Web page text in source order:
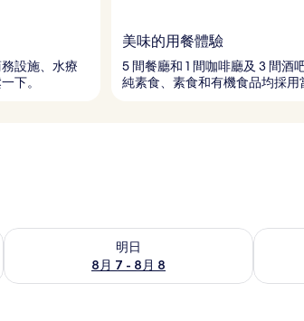
設施、水療
下。
美味的用餐體驗
5 間餐廳和 1 間咖啡廳及 3 間酒
純素食、素食和有機食品均採用
明日
8月 7 - 8月 8
查看明日 8月 7 - 8月 8的可訂空房 查看本